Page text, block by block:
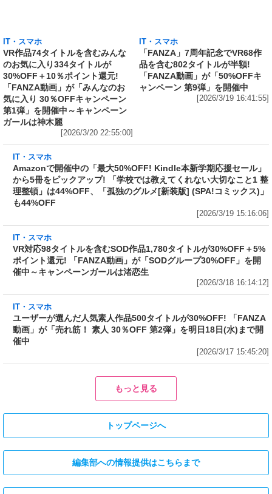
気に入り 30％OFFキャンペーン
第1弾」を開催中～キャンペーン
ガールは神木麗
[2026/3/20 22:55:00]
IT・スマホ
Amazonで開催中の「最大50%OFF! Kindle本
「学校では教えてくれない大切なこと1 整理整
頓」は44%OFF、「孤独のグルメ[新装版]
[2026/3/19 15:16:06]
IT・スマホ
ルが30%OFF＋5%ポイント還元! 「FANZA動
画」が「SODグループ30%OFF」を開催中～キ
[2026/3/18 16:14:12]
IT・スマホ
ユーザーが選んだ人気素人作品500タイトルが
30%OFF! 「FANZA動画」が「売れ筋！ 素人
[2026/3/17 15:45:20]
Amazonで開催中の「最大
ール」から5冊をピックアップ!
ぐ不安になってしまう』が一瞬で
「FANZA」7周年記念でVR74作
「FANZA動画」が「50%OFFキ
Amazonで1万冊以上が対象の「最大70%OFF Kindle本 読書強化
週間フェア」から5冊をピックアップ! 「図解 眠れなくなるほど面